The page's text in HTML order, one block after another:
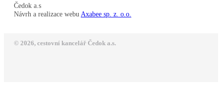
Čedok a.s
Návrh a realizace webu Axabee sp. z. o.o.
© 2026, cestovní kancelář Čedok a.s.